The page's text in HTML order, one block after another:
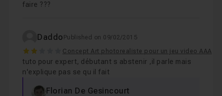
faire ???
Daddo Published on 09/02/2015
2 Concept Art photorealiste pour un jeu video AAA
tuto pour expert, débutant s abstenir ,il parle mais
n'explique pas se qu il fait
Florian De Gesincourt